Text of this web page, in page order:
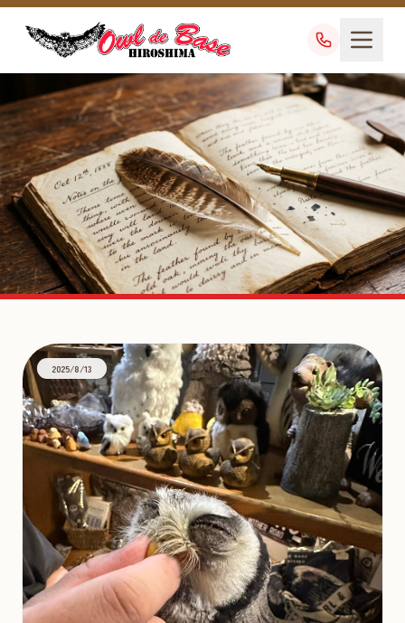
アフリカオオコノハズク販売
TAG
2025/8/13